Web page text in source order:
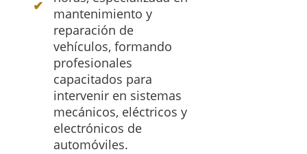
mantenimiento y
reparación de
vehículos, formando
profesionales
capacitados para
intervenir en sistemas
mecánicos, eléctricos y
electrónicos de
automóviles.